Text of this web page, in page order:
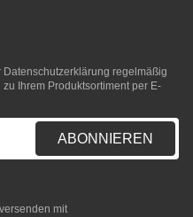
Datenschutzerklärung regelmäßig
Ihrem Produktsortiment per E-
ABONNIEREN